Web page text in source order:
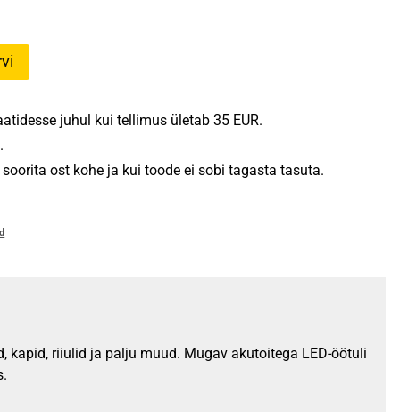
juhul kui tellimus ületab 35 EUR.
ost kohe ja kui toode ei sobi tagasta tasuta.
kapid, riiulid ja palju muud. Mugav akutoitega LED-öötuli